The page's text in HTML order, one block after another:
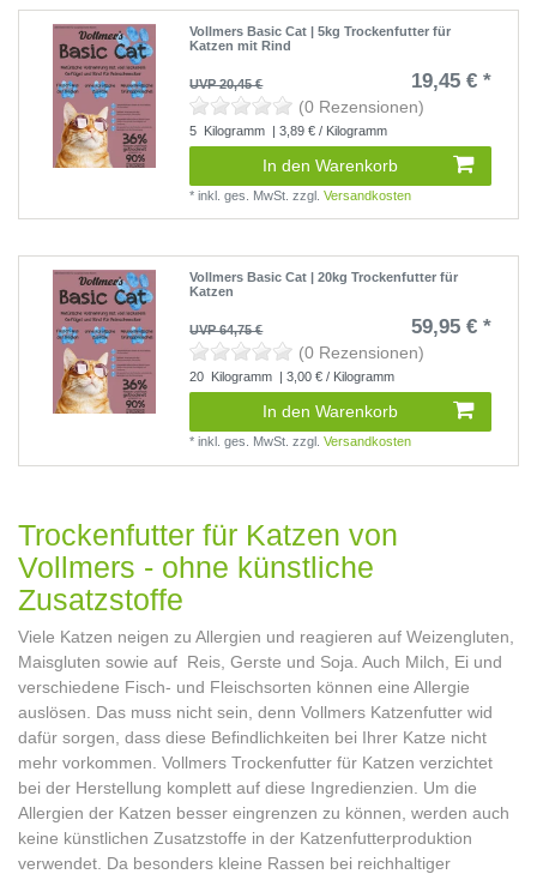
Vollmers Basic Cat | 5kg Trockenfutter für
Katzen mit Rind
UVP 20,45 € 19,45 € *
(0 Rezensionen)
5 Kilogramm | 3,89 € / Kilogramm
In den Warenkorb
*inkl. ges. MwSt. zzgl.Versandkosten
Vollmers Basic Cat | 20kg Trockenfutter für
Katzen
UVP 64,75 € 59,95 € *
(0 Rezensionen)
20 Kilogramm | 3,00 € / Kilogramm
In den Warenkorb
*inkl. ges. MwSt. zzgl.Versandkosten
Trockenfutter für Katzen von
Vollmers - ohne künstliche
Zusatzstoffe
Viele Katzen neigen zu Allergien und reagieren auf Weizengluten,
Maisgluten sowie auf Reis, Gerste und Soja. Auch Milch, Ei und
verschiedene Fisch- und Fleischsorten können eine Allergie
auslösen. Das muss nicht sein, denn Vollmers Katzenfutter wid
dafür sorgen, dass diese Befindlichkeiten bei Ihrer Katze nicht
mehr vorkommen. Vollmers Trockenfutter für Katzen verzichtet
bei der Herstellung komplett auf diese Ingredienzien. Um die
Allergien der Katzen besser eingrenzen zu können, werden auch
keine künstlichen Zusatzstoffe in der Katzenfutterproduktion
verwendet. Da besonders kleine Rassen bei reichhaltiger